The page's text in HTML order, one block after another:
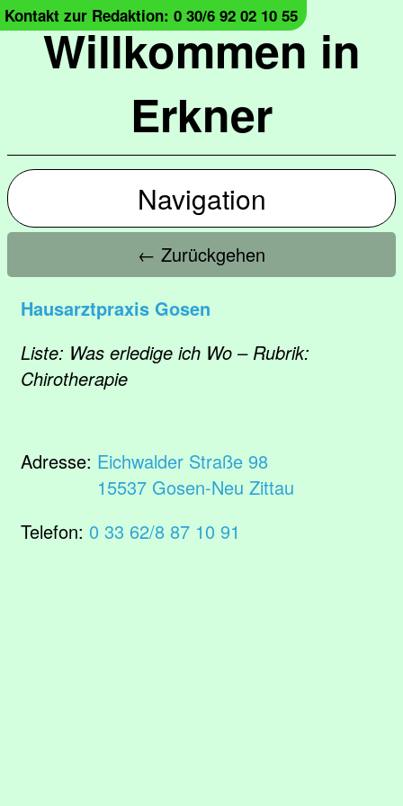
Willkommen in
Erkner
Kontakt zur Redaktion: 0 30/6 92 02 10 55
Navigation
← Zurückgehen
Hausarztpraxis Gosen
Liste: Was erledige ich Wo – Rubrik:
Chirotherapie
Adresse: Eichwalder Straße 98
15537 Gosen-Neu Zittau
Telefon: 0 33 62/8 87 10 91